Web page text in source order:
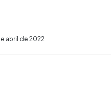
abril de 2022